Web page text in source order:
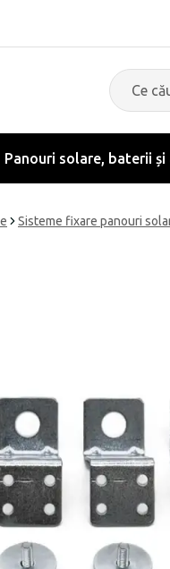
Panouri solare, baterii
Sisteme fixare panouri